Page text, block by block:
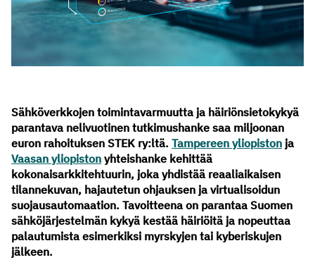
Sähköverkkojen toimintavarmuutta ja häiriönsietokykyä
parantava nelivuotinen tutkimushanke saa miljoonan
euron rahoituksen STEK ry:ltä. Tampereen yliopiston ja
Vaasan yliopiston yhteishanke kehittää
kokonaisarkkitehtuurin, joka yhdistää reaaliaikaisen
tilannekuvan, hajautetun ohjauksen ja virtualisoidun
suojausautomaation. Tavoitteena on parantaa Suomen
sähköjärjestelmän kykyä kestää häiriöitä ja nopeuttaa
palautumista esimerkiksi myrskyjen tai kyberiskujen
jälkeen.